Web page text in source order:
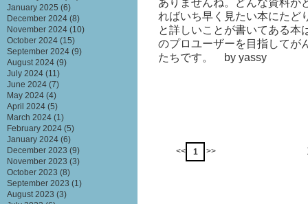
ればいち早く見たい本にたど
と詳しいことが書いてある本
のプロユーザーを目指してが
たちです。 by yassy
<< 1 >>
January 2025 (6)
December 2024 (8)
November 2024 (10)
October 2024 (15)
September 2024 (9)
August 2024 (9)
July 2024 (11)
June 2024 (7)
May 2024 (4)
April 2024 (5)
March 2024 (1)
February 2024 (5)
January 2024 (6)
December 2023 (9)
November 2023 (3)
October 2023 (8)
September 2023 (1)
August 2023 (3)